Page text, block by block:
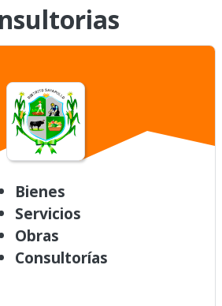
Bienes
Servicios
Obras
Consultorías